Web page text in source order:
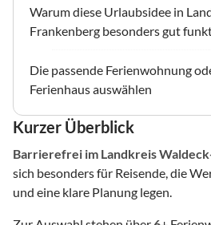
Warum diese Urlaubsidee in
Frankenberg besonders gut
Die passende Ferienwohnung
Ferienhaus auswählen
Kurzer Überblick
Barrierefrei im Landkreis
sich besonders für Reisende, die
und eine klare Planung legen.